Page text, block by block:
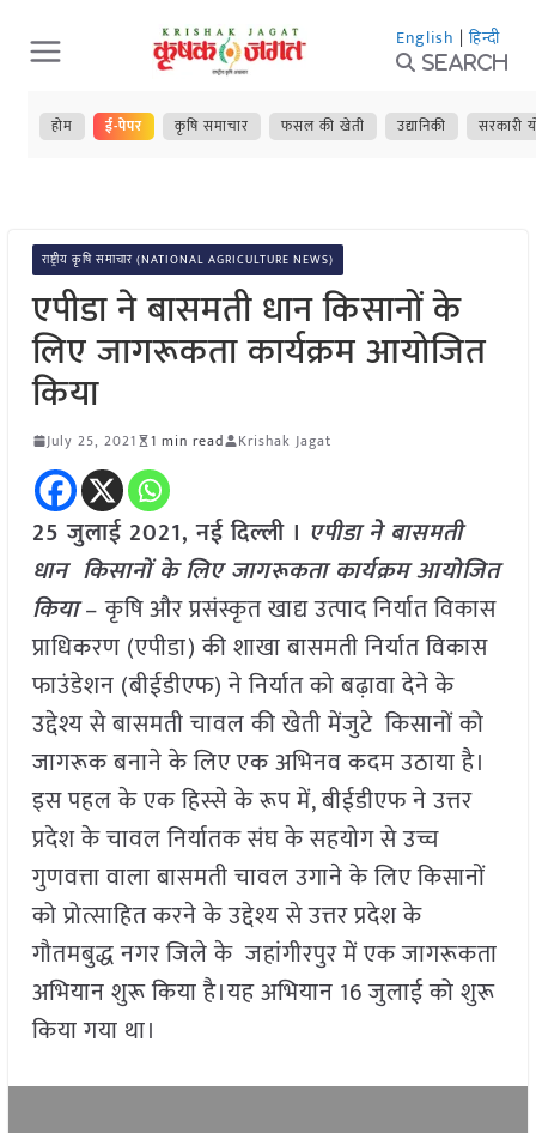
Skip
to
content
English | हिन्दी
Search
होम ई-पेपर कृषि समाचार फसल की खेती उद्यानिकी सरकारी
राष्ट्रीय कृषि समाचार (NATIONAL AGRICULTURE NEWS)
एपीडा ने बासमती धान किसानों के
लिए जागरूकता कार्यक्रम आयोजित
किया
July 25, 2021 1 min read Krishak Jagat
25 जुलाई 2021, नई दिल्ली । एपीडा ने बासमती
धान किसानों के लिए जागरूकता कार्यक्रम आयोजित
किया–कृषि और प्रसंस्कृत खाद्य उत्पाद निर्यात विकास
प्राधिकरण (एपीडा) की शाखा बासमती निर्यात विकास
फाउंडेशन (बीईडीएफ) ने निर्यात को बढ़ावा देने के
उद्देश्य से बासमती चावल की खेती मेंजुटे किसानों को
जागरूक बनाने के लिए एक अभिनव कदम उठाया है।
इस पहल के एक हिस्से के रूप में, बीईडीएफ ने उत्तर
प्रदेश के चावल निर्यातक संघ के सहयोग से उच्च
गुणवत्ता वाला बासमती चावल उगाने के लिए किसानों
को प्रोत्साहित करने के उद्देश्य से उत्तर प्रदेश के
गौतमबुद्ध नगर जिले के जहांगीरपुर में एक जागरूकता
अभियान शुरू किया है।यह अभियान 16 जुलाई को शुरू
किया गया था।